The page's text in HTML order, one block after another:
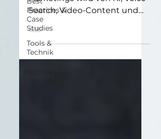
Practices &
Case
Studies
Tools &
Technik
Search, Video-Content und
personalisierten Erlebnissen
geprägt sein.